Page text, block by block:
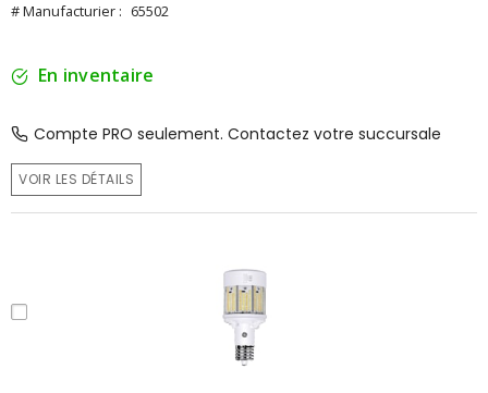
# Manufacturier : 65502
En inventaire
Compte PRO seulement. Contactez votre succursale
VOIR LES DÉTAILS